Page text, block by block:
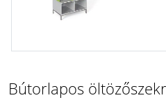
Bútorlapos